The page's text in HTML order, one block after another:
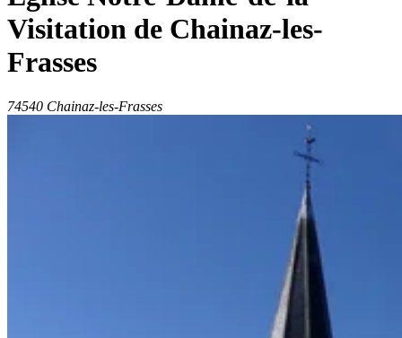
Visitation de Chainaz-les-
Frasses
74540 Chainaz-les-Frasses